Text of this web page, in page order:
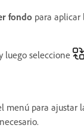
fondo para aplicar
luego seleccione
menú para ajustar